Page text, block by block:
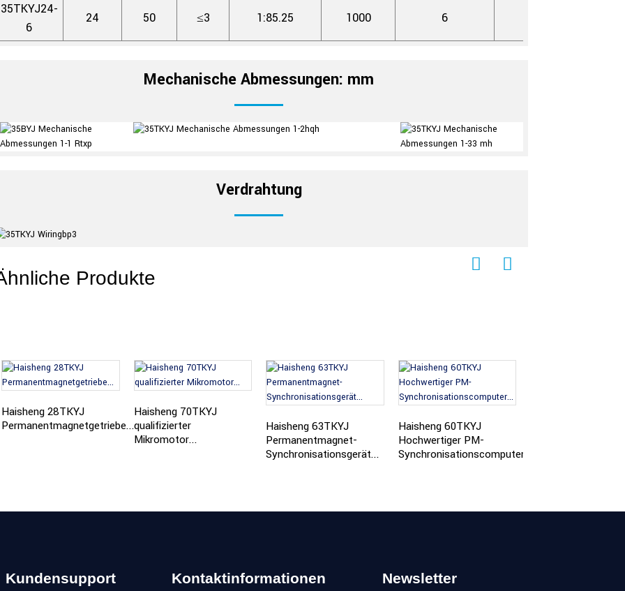
35TKYJ24-
6
24 50 ≤3 1:85.25 1000 6
Mechanische Abmessungen: mm
Verdrahtung
Produkte
Haisheng 28TKYJ
Permanentmagnetgetriebe...
Haisheng 70TKYJ
qualifizierter
Mikromotor...
Haisheng 63TKYJ
Permanentmagnet-
Synchronisationsgerät...
Haisheng 60TKYJ
Hochwertiger PM-
Synchronisationscomputer...
Kundensupport Kontaktinformationen Newsletter